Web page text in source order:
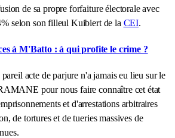
de sa propre forfaiture électorale avec
selon son filleul Kuibiert de la CEI.
à M'Batto : à qui profite le crime ?
acte de parjure n'a jamais eu lieu sur le
pour nous faire connaître cet état
et d'arrestations arbitraires
de tortures et de tueries massives de